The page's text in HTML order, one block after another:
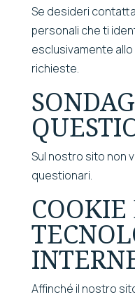
Se desideri
personali che ti
esclusivamente
richieste.
Sul nostro sito non
questionari.
COOKIE
Affinché il nostro